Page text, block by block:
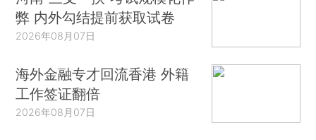
弊 内外勾结提前获取试卷
2026年08月07日
海外金融专才回流香港 外籍
工作签证翻倍
2026年08月07日